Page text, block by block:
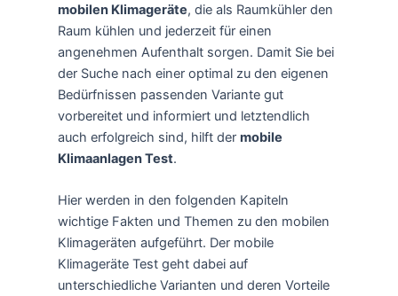
mobilen Klimageräte, die als Raumkühler den
Raum kühlen und jederzeit für einen
angenehmen Aufenthalt sorgen. Damit Sie bei
der Suche nach einer optimal zu den eigenen
Bedürfnissen passenden Variante gut
vorbereitet und informiert und letztendlich
auch erfolgreich sind, hilft der mobile
Klimaanlagen Test.
Hier werden in den folgenden Kapiteln
wichtige Fakten und Themen zu den mobilen
Klimageräten aufgeführt. Der mobile
Klimageräte Test geht dabei auf
unterschiedliche Varianten und deren Vorteile